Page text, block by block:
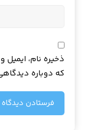
ذخیره نام، ایمیل
که دوباره
فرستادن دیدگاه